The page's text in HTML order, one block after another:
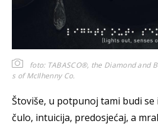
foto: TABASCO®, the Diamond and
s of McIlhenny Co.
Štoviše, u potpunoj tami budi
čulo, intuicija, predosjećaj, a